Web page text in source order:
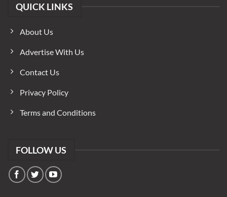
QUICK LINKS
About Us
Advertise With Us
Contact Us
Privacy Policy
Terms and Conditions
FOLLOW US